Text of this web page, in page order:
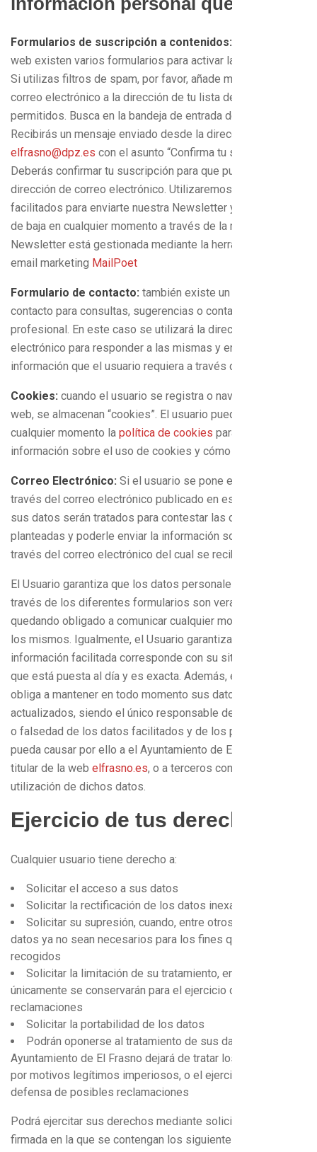
Formularios de suscripción a contenidos:
web existen varios formularios para activar la suscripción.
Si utilizas filtros de spam, por favor, añade mi servicio de
correo electrónico a la dirección de tu lista de remitentes
permitidos. Busca en la bandeja de entrada de tu email.
Recibirás un mensaje enviado desde la dirección
elfrasno@dpz.es con el asunto “Confirma tu suscripción”.
Deberás confirmar tu suscripción para que pueda validar tu
dirección de correo electrónico. Utilizaremos los datos
facilitados para enviarte nuestra Newsletter y podrás darte
de baja en cualquier momento a través de la misma. Las
Newsletter está gestionada mediante la herramienta de
email marketing MailPoet
Formulario de contacto: también existe un formulario de
contacto para consultas, sugerencias o contacto
profesional. En este caso se utilizará la dirección de correo
electrónico para responder a las mismas y enviar la
información que el usuario requiera a través de la web.
Cookies: cuando el usuario se registra o navega en esta
web, se almacenan “cookies”. El usuario puede consultar en
cualquier momento la política de cookies para ampliar
información sobre el uso de cookies y cómo desactivarlas.
Correo Electrónico: Si el usuario se pone en contacto a
través del correo electrónico publicado en esta página web,
sus datos serán tratados para contestar las consultas
planteadas y poderle enviar la información solicitada a
través del correo electrónico del cual se recibe la consulta.
El Usuario garantiza que los datos personales facilitados a
través de los diferentes formularios son veraces,
quedando obligado a comunicar cualquier modificación de
los mismos. Igualmente, el Usuario garantiza que toda la
información facilitada corresponde con su situación real,
que está puesta al día y es exacta. Además, el Usuario se
obliga a mantener en todo momento sus datos
actualizados, siendo el único responsable de la inexactitud
o falsedad de los datos facilitados y de los perjuicios que
pueda causar por ello a el Ayuntamiento de El Frasno como
titular de la web elfrasno.es, o a terceros con motivo de la
utilización de dichos datos.
Ejercicio de tus derechos
Cualquier usuario tiene derecho a:
Solicitar el acceso a sus datos
Solicitar la rectificación de los datos inexactos
Solicitar su supresión, cuando, entre otros motivos, los
datos ya no sean necesarios para los fines que fueron
recogidos
Solicitar la limitación de su tratamiento, en cuyo caso
únicamente se conservarán para el ejercicio o la defensa de
reclamaciones
Solicitar la portabilidad de los datos
Podrán oponerse al tratamiento de sus datos, el
Ayuntamiento de El Frasno dejará de tratar los datos, salvo
por motivos legítimos imperiosos, o el ejercicio o la
defensa de posibles reclamaciones
Podrá ejercitar sus derechos mediante solicitud escrita y
firmada en la que se contengan los siguientes datos: